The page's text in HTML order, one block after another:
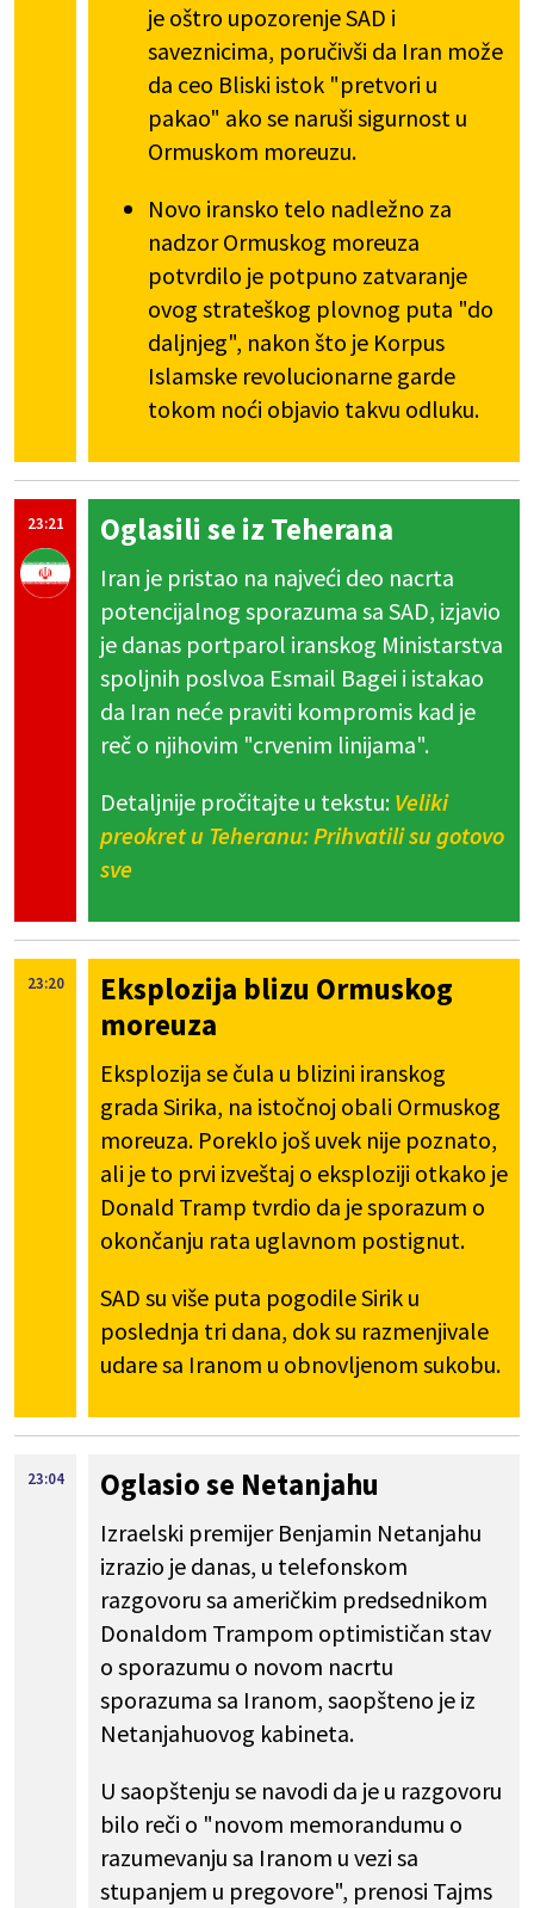
je oštro upozorenje SAD i
saveznicima, poručivši da Iran može
da ceo Bliski istok "pretvori u
pakao" ako se naruši sigurnost u
Ormuskom moreuzu.
Novo iransko telo nadležno za
nadzor Ormuskog moreuza
potvrdilo je potpuno zatvaranje
ovog strateškog plovnog puta "do
daljnjeg", nakon što je Korpus
Islamske revolucionarne garde
tokom noći objavio takvu odluku.
23:21 Oglasili se iz Teherana
Iran je pristao na najveći deo nacrta
potencijalnog sporazuma sa SAD, izjavio
je danas portparol iranskog Ministarstva
spoljnih poslvoa Esmail Bagei i istakao
da Iran neće praviti kompromis kad je
reč o njihovim "crvenim linijama".
Detaljnije pročitajte u tekstu: Veliki
preokret u Teheranu: Prihvatili su gotovo
sve
23:20
Eksplozija blizu Ormuskog
moreuza
Eksplozija se čula u blizini iranskog
grada Sirika, na istočnoj obali Ormuskog
moreuza. Poreklo još uvek nije poznato,
ali je to prvi izveštaj o eksploziji otkako je
Donald Tramp tvrdio da je sporazum o
okončanju rata uglavnom postignut.
SAD su više puta pogodile Sirik u
poslednja tri dana, dok su razmenjivale
udare sa Iranom u obnovljenom sukobu.
23:04 Oglasio se Netanjahu
Izraelski premijer Benjamin Netanjahu
izrazio je danas, u telefonskom
razgovoru sa američkim predsednikom
Donaldom Trampom optimističan stav
o sporazumu o novom nacrtu
sporazuma sa Iranom, saopšteno je iz
Netanjahuovog kabineta.
U saopštenju se navodi da je u razgovoru
bilo reči o "novom memorandumu o
razumevanju sa Iranom u vezi sa
stupanjem u pregovore", prenosi Tajms